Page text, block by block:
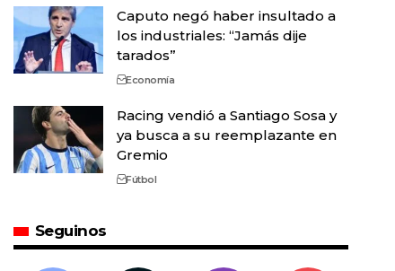
Caputo negó haber insultado a
los industriales: “Jamás dije
tarados”
Economía
Racing vendió a Santiago Sosa y
ya busca a su reemplazante en
Gremio
Fútbol
Seguinos